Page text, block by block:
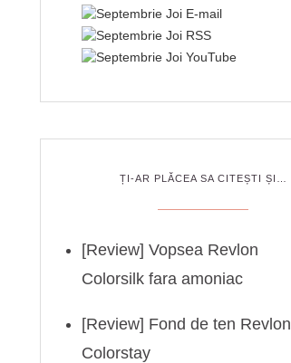
ȚI-AR PLĂCEA SA CITEȘTI ȘI…
[Review] Vopsea Revlon
Colorsilk fara amoniac
[Review] Fond de ten Revlon
Colorstay